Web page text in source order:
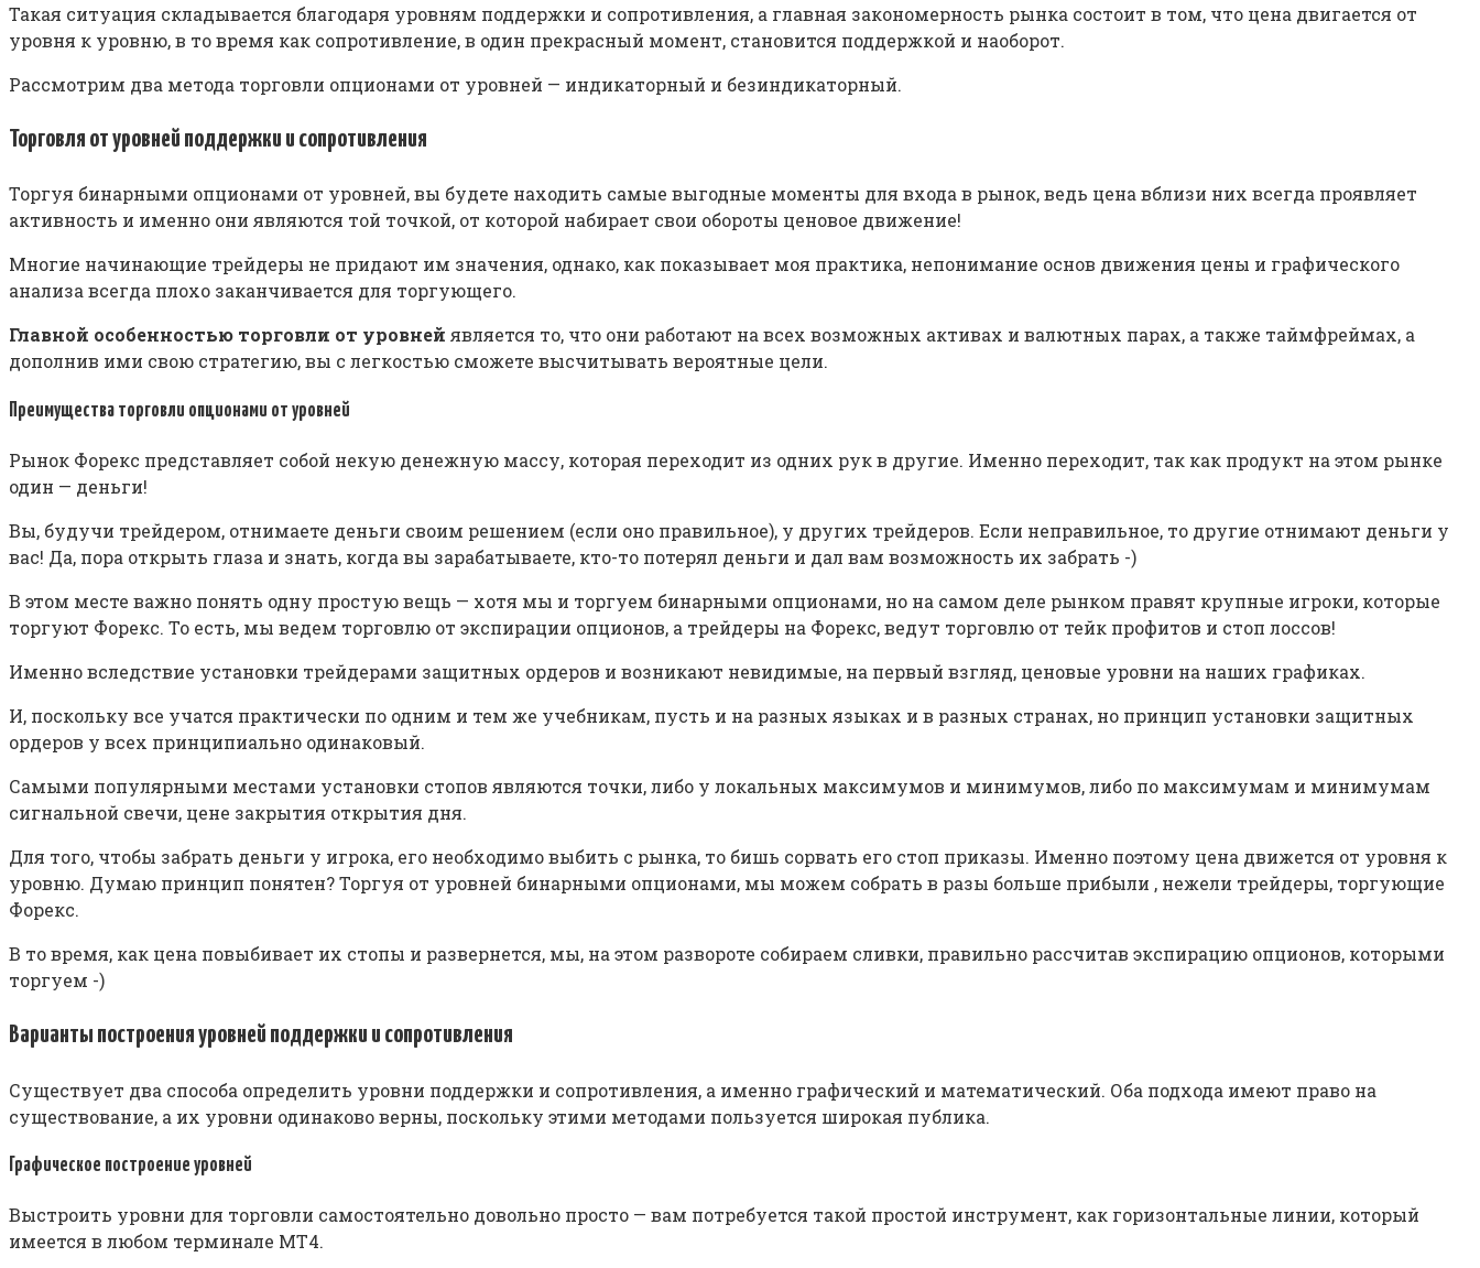
Такая ситуация складывается благодаря уровням поддержки и сопротивления, а главная закономерность рынка состоит в том, что цена двигается от
уровня к уровню, в то время как сопротивление, в один прекрасный момент, становится поддержкой и наоборот.
Рассмотрим два метода торговли опционами от уровней — индикаторный и безиндикаторный.
Торговля от уровней поддержки и сопротивления
Торгуя бинарными опционами от уровней, вы будете находить самые выгодные моменты для входа в рынок, ведь цена вблизи них всегда проявляет
активность и именно они являются той точкой, от которой набирает свои обороты ценовое движение!
Многие начинающие трейдеры не придают им значения, однако, как показывает моя практика, непонимание основ движения цены и графического
анализа всегда плохо заканчивается для торгующего.
Главной особенностью торговли от уровней является то, что они работают на всех возможных активах и валютных парах, а также таймфреймах, а
дополнив ими свою стратегию, вы с легкостью сможете высчитывать вероятные цели.
Преимущества торговли опционами от уровней
Рынок Форекс представляет собой некую денежную массу, которая переходит из одних рук в другие. Именно переходит, так как продукт на этом рынке
один — деньги!
Вы, будучи трейдером, отнимаете деньги своим решением (если оно правильное), у других трейдеров. Если неправильное, то другие отнимают деньги у
вас! Да, пора открыть глаза и знать, когда вы зарабатываете, кто-то потерял деньги и дал вам возможность их забрать -)
В этом месте важно понять одну простую вещь — хотя мы и торгуем бинарными опционами, но на самом деле рынком правят крупные игроки, которые
торгуют Форекс. То есть, мы ведем торговлю от экспирации опционов, а трейдеры на Форекс, ведут торговлю от тейк профитов и стоп лоссов!
Именно вследствие установки трейдерами защитных ордеров и возникают невидимые, на первый взгляд, ценовые уровни на наших графиках.
И, поскольку все учатся практически по одним и тем же учебникам, пусть и на разных языках и в разных странах, но принцип установки защитных
ордеров у всех принципиально одинаковый.
Самыми популярными местами установки стопов являются точки, либо у локальных максимумов и минимумов, либо по максимумам и минимумам
сигнальной свечи, цене закрытия открытия дня.
Для того, чтобы забрать деньги у игрока, его необходимо выбить с рынка, то бишь сорвать его стоп приказы. Именно поэтому цена движется от уровня к
уровню. Думаю принцип понятен? Торгуя от уровней бинарными опционами, мы можем собрать в разы больше прибыли , нежели трейдеры, торгующие
Форекс.
В то время, как цена повыбивает их стопы и развернется, мы, на этом развороте собираем сливки, правильно рассчитав экспирацию опционов, которыми
торгуем -)
Варианты построения уровней поддержки и сопротивления
Существует два способа определить уровни поддержки и сопротивления, а именно графический и математический. Оба подхода имеют право на
существование, а их уровни одинаково верны, поскольку этими методами пользуется широкая публика.
Графическое построение уровней
Выстроить уровни для торговли самостоятельно довольно просто — вам потребуется такой простой инструмент, как горизонтальные линии, который
имеется в любом терминале МТ4.